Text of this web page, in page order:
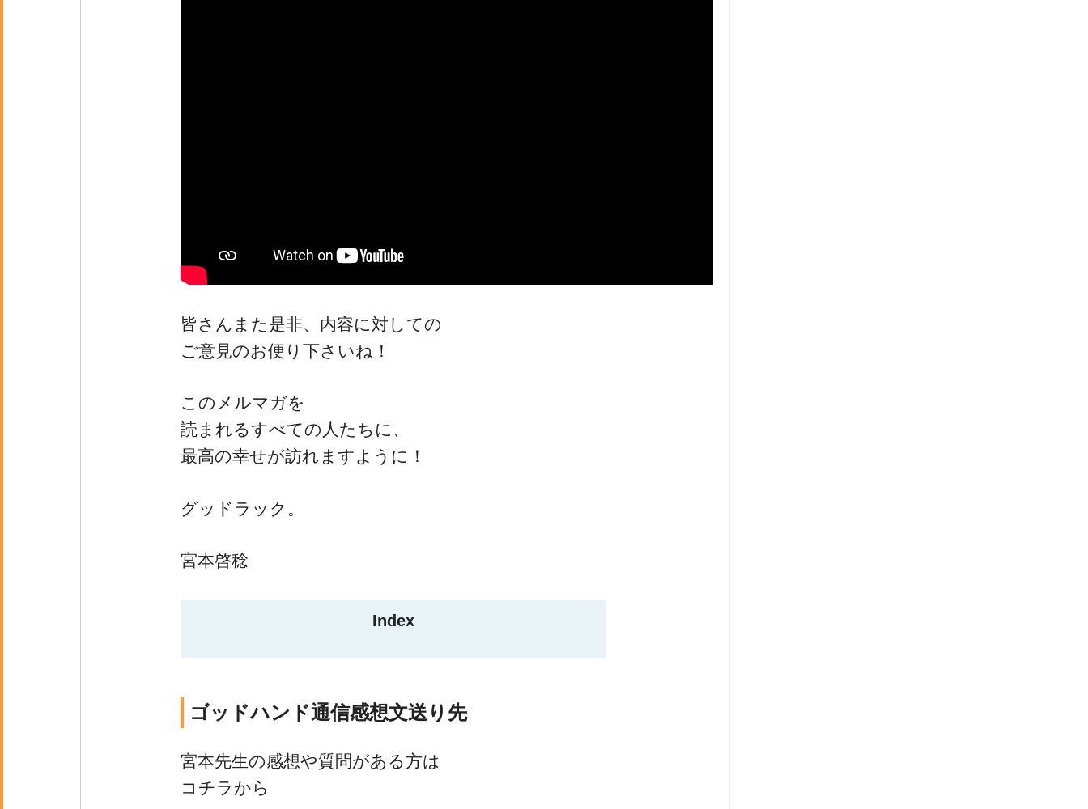
皆さんまた是非、内容に対しての
ご意見のお便り下さいね！
このメルマガを
読まれるすべての人たちに、
最高の幸せが訪れますように！
グッドラック。
宮本啓稔
Index
ゴッドハンド通信感想文送り先
宮本先生の感想や質問がある方は
コチラから